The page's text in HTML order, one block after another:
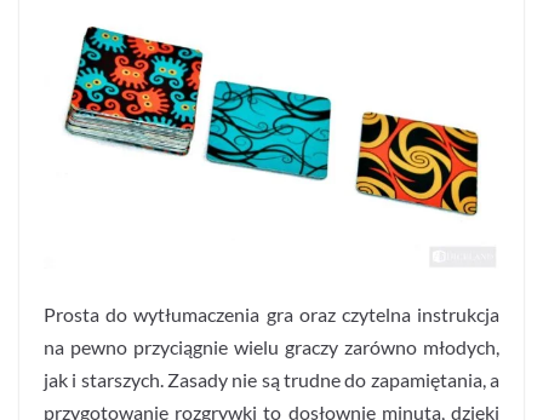
Prosta do wytłumaczenia gra oraz czytelna instrukcja
na pewno przyciągnie wielu graczy zarówno młodych,
jak i starszych. Zasady nie są trudne do zapamiętania, a
przygotowanie rozgrywki to dosłownie minuta, dzięki